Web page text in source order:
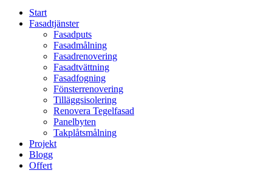
Start
Fasadtjänster
Fasadputs
Fasadmålning
Fasadrenovering
Fasadtvättning
Fasadfogning
Fönsterrenovering
Tilläggsisolering
Renovera Tegelfasad
Panelbyten
Takplåtsmålning
Projekt
Blogg
Offert